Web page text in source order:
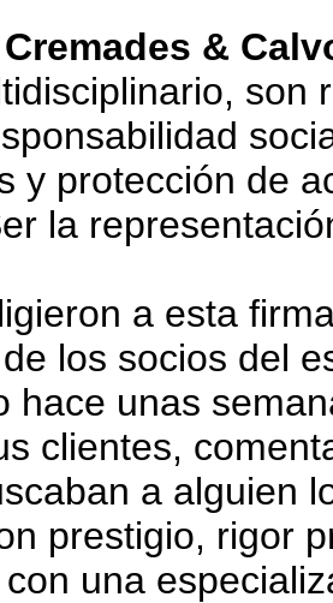
Cremades &
son
y protección de
la
a esta
los socios del
hace unas
clientes,
a alguien
prestigio, rigor
una